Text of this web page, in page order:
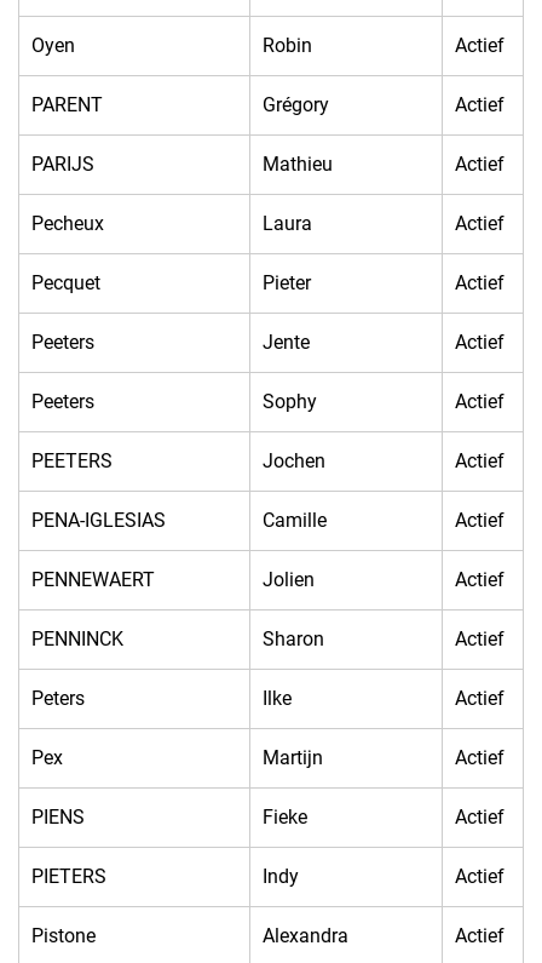
Oyen Robin Actief
PARENT Grégory Actief
PARIJS Mathieu Actief
Pecheux Laura Actief
Pecquet Pieter Actief
Peeters Jente Actief
Peeters Sophy Actief
PEETERS Jochen Actief
PENA-IGLESIAS Camille Actief
PENNEWAERT Jolien Actief
PENNINCK Sharon Actief
Peters Ilke Actief
Pex Martijn Actief
PIENS Fieke Actief
PIETERS Indy Actief
Pistone Alexandra Actief